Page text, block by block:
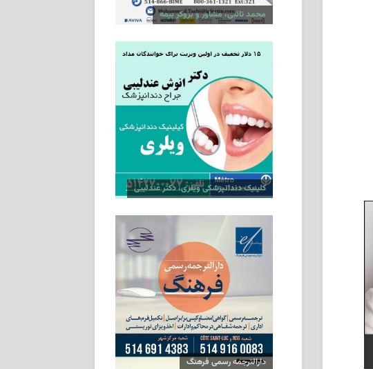
محمد تائبی، مشاور و بروکر بیمه
کلینیک دندانپزشکی ویلری، دکتر عندلیبی
دارالترجمه رسمی فرهنگ